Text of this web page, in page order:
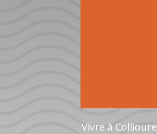
Vivre à Collioure